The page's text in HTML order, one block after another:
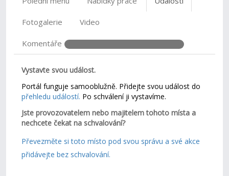
Fotogalerie Video
Komentáře
Vystavte svou událost.
Portál funguje samooblužně. Přidejte svou událost do
přehledu událostí. Po schválení ji vystavíme.
Jste provozovatelem nebo majitelem tohoto místa a
nechcete čekat na schvalování?
Převezměte si toto místo pod svou správu a své akce
přidávejte bez schvalování.